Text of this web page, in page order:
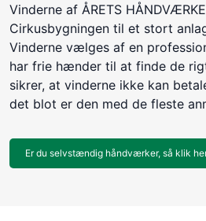
Vinderne af ÅRETS
Cirkusbygningen til et stort
Vinderne vælges af en
har frie hænder til at finde de
sikrer, at vinderne ikke kan
det blot er den med de fleste
Er du selvstændig håndværker, så klik